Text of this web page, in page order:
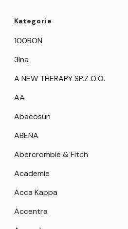
Kategorie
100BON
3Ina
A NEW THERAPY SP.Z O.O.
AA
Abacosun
ABENA
Abercrombie & Fitch
Academie
Acca Kappa
Accentra